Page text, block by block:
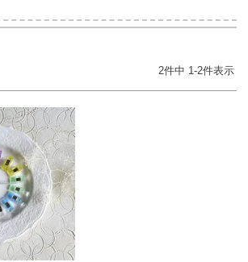
について
2件中 1-2件表示